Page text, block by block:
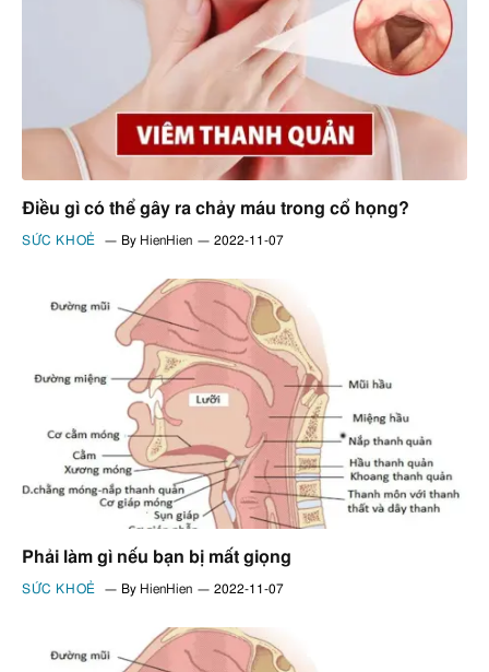
Điều gì có thể gây ra chảy máu trong cổ họng?
SỨC KHOẺ By HienHien 2022-11-07
Phải làm gì nếu bạn bị mất giọng
SỨC KHOẺ By HienHien 2022-11-07